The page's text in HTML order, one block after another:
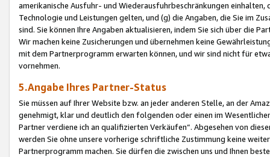
amerikanische Ausfuhr- und Wiederausfuhrbeschränkungen
Technologie und Leistungen gelten, und (g) die Angaben, die Sie im
sind. Sie können Ihre Angaben aktualisieren, indem Sie sich über die
Wir machen keine Zusicherungen und übernehmen keine
mit dem Partnerprogramm erwarten können, und wir sind nicht für
vornehmen.
5.Angabe Ihres Partner-Status
Sie müssen auf Ihrer Website bzw. an jeder anderen Stelle, an der
genehmigt, klar und deutlich den folgenden oder einen im
Partner verdiene ich an qualifizierten Verkäufen“. Abgesehen von
werden Sie ohne unsere vorherige schriftliche Zustimmung keine
Partnerprogramm machen. Sie dürfen die zwischen uns und Ihnen